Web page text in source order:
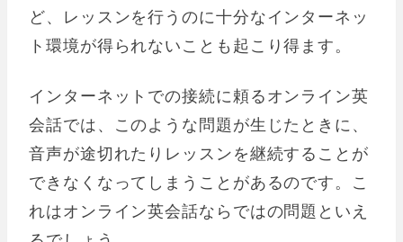
ど、レッスンを行うのに十分なインターネッ
ト環境が得られないことも起こり得ます。
インターネットでの接続に頼るオンライン英
会話では、このような問題が生じたときに、
音声が途切れたりレッスンを継続することが
できなくなってしまうことがあるのです。こ
れはオンライン英会話ならではの問題といえ